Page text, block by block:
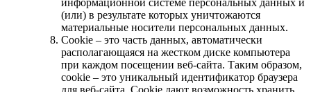
(или) в результате которых уничтожаются
материальные носители персональных данных.
Cookie – это часть данных, автоматически
располагающаяся на жестком диске компьютера
при каждом посещении веб-сайта. Таким образом,
cookie – это уникальный идентификатор браузера
для веб-сайта. Cookie дают возможность хранить